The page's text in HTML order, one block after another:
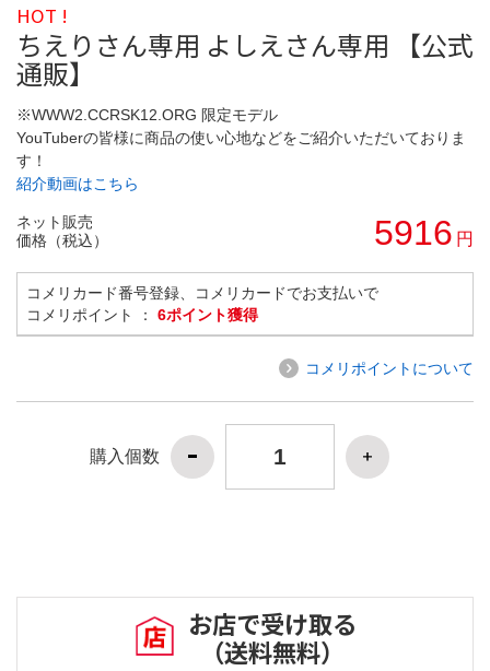
HOT !
ちえりさん専用 よしえさん専用 【公式
通販】
※WWW2.CCRSK12.ORG 限定モデル
YouTuberの皆様に商品の使い心地などをご紹介いただいておりま
す！
紹介動画はこちら
ネット販売
価格（税込）
5916 円
コメリカード番号登録、コメリカードでお支払いで
コメリポイント ： 6ポイント獲得
コメリポイントについて
購入個数
お店で受け取る
（送料無料）